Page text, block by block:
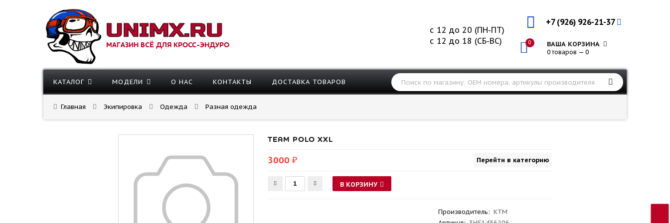
МАГАЗИН ВСЁ ДЛЯ КРОСС-ЭНДУРО
+7 (926) 926-21-37
0 ВАША КОРЗИНА
0 товаров — 0
с 12 до 20 (ПН-ПТ)
с 12 до 18 (СБ-ВС)
КАТАЛОГ МОДЕЛИ О НАС КОНТАКТЫ ДОСТАВКА ТОВАРОВ
Главная Экипировка Одежда Разная одежда
TEAM POLO XXL
3000 ₽ Перейти в категорию
В КОРЗИНУ
Производитель: KTM